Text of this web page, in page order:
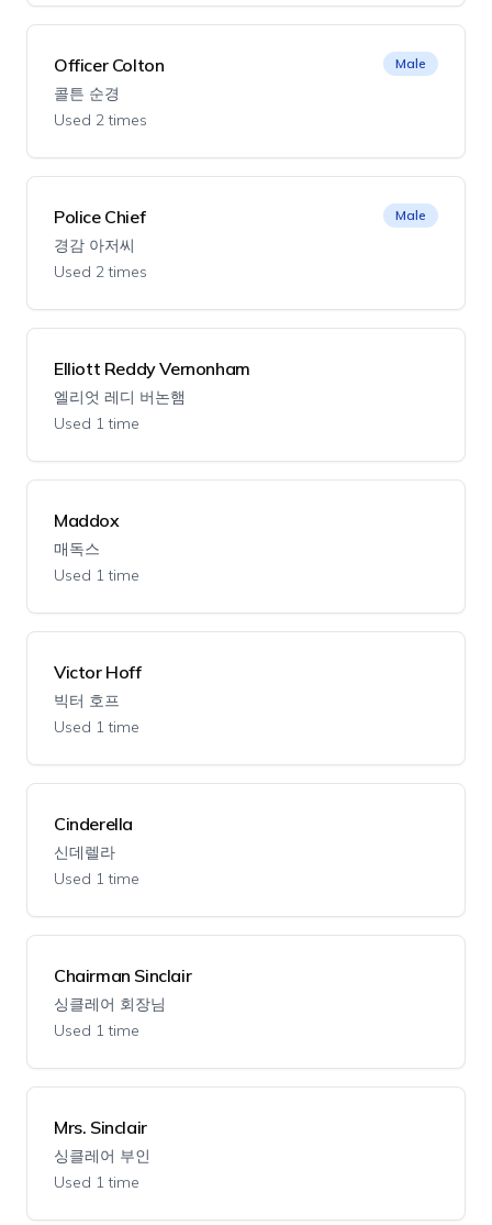
Officer Colton
콜튼 순경
Used 2 times
Male
Police Chief
경감 아저씨
Used 2 times
Male
Elliott Reddy Vernonham
엘리엇 레디 버논햄
Used 1 time
Maddox
매독스
Used 1 time
Victor Hoff
빅터 호프
Used 1 time
Cinderella
신데렐라
Used 1 time
Chairman Sinclair
싱클레어 회장님
Used 1 time
Mrs. Sinclair
싱클레어 부인
Used 1 time